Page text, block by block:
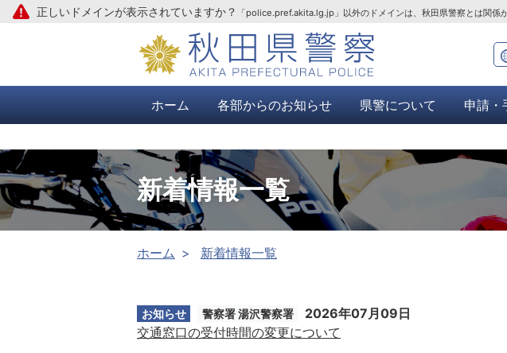
本文へ正しいドメインが表示されていますか？ 「police.pref.akita.lg.jp」以外のドメインは、秋田県警察とは関係
ホーム 各部からのお知らせ 県警について 申請・
新着情報一覧
ホーム 新着情報一覧
お知らせ 警察署 湯沢警察署
2026年07月09日
交通窓口の受付時間の変更について